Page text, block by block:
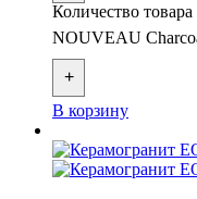
Количество
NOUVEAU
+
В корзину